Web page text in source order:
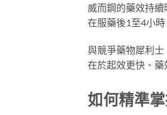
威而鋼的藥效持
在服藥後1至4小
與競爭藥物犀利
在於起效更快、藥
如何精準